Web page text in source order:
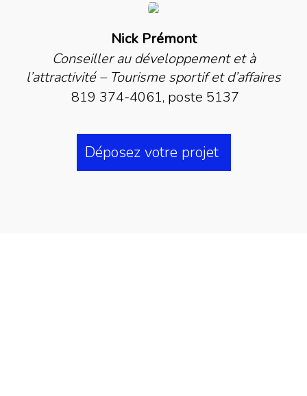
Nick Prémont
Conseiller au développement et à
l’attractivité – Tourisme sportif et d’affaires
819 374-4061, poste 5137
Déposez votre projet